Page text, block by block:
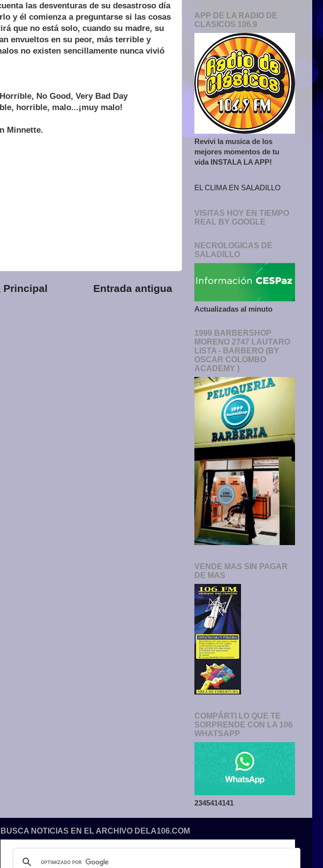
las desventuras de su desastroso día
y él comienza a preguntarse si las cosas
que no está solo, cuando su madre, su
envueltos en su peor, más terrible y
no existen sencillamente nunca vivió
No Good, Very Bad Day
horrible, malo...¡muy malo!
Minnette.
Entrada antigua
Principal
APP DE LA RADIO DE
CLASICOS 106.9
Revivi la musica de los
mejores momentos de tu
vida INSTALA LA APP!
EL CLIMA EN SALADILLO
VISITAS HOY EN TIEMPO
REAL BY GOOGLE
NECROLOGICAS DE
SALADILLO
Actualizadas al minuto
1999 BARBERSHOP
MORENO 2747 LAUTARO
LISTA - BARBERO (BY
OSCAR COLOMBO
ACADEMY )
VENDE MAS SIN PAGAR
DE MAS
COMPÁRTI LO QUE TE
SORPRENDE CON LA 106
WHATSAPP
2345414141
BUSCA NOTICIAS EN EL ARCHIVO DELA106.COM